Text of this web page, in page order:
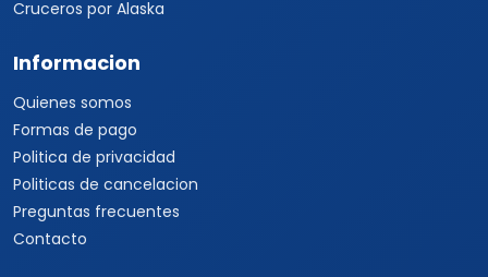
Cruceros por el Caribe
Mediterráneo
Cruceros Islas Griegas
Cruceros por Sudamérica
Cruceros por Asia
Cruceros por Alaska
Informacion